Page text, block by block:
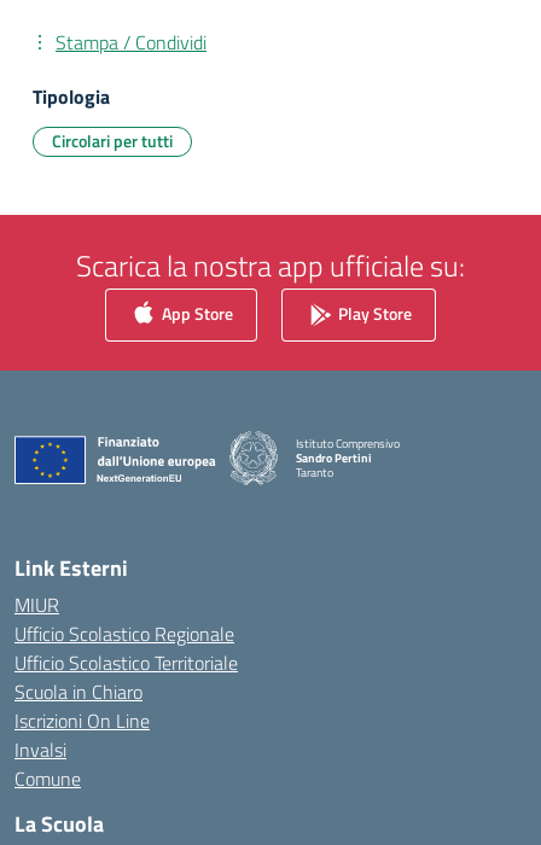
Stampa / Condividi
Tipologia
Circolari per tutti
Scarica la nostra app ufficiale su:
App Store Play Store
Istituto Comprensivo
Sandro Pertini
Taranto
Link Esterni
MIUR
Ufficio Scolastico Regionale
Ufficio Scolastico Territoriale
Scuola in Chiaro
Iscrizioni On Line
Invalsi
Comune
La Scuola